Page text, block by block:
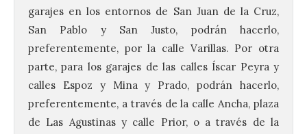
garajes en los entornos de San Juan de la Cruz,
San Pablo y San Justo, podrán hacerlo,
preferentemente, por la calle Varillas. Por otra
parte, para los garajes de las calles Íscar Peyra y
calles Espoz y Mina y Prado, podrán hacerlo,
preferentemente, a través de la calle Ancha, plaza
de Las Agustinas y calle Prior, o a través de la